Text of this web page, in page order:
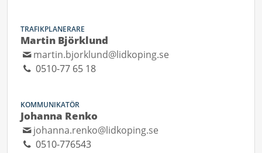
TRAFIKPLANERARE
Martin Björklund
martin.bjorklund@lidkoping.se
0510-77 65 18
KOMMUNIKATÖR
Johanna Renko
johanna.renko@lidkoping.se
0510-776543